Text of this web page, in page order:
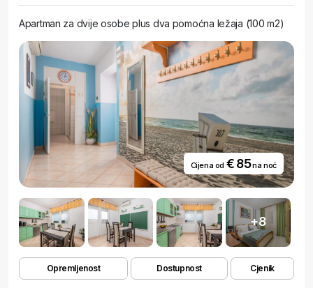
Apartman za dvije osobe plus dva pomoćna ležaja (100 m2)
Cijena od € 85na noć
+8
Opremljenost Dostupnost Cjenik